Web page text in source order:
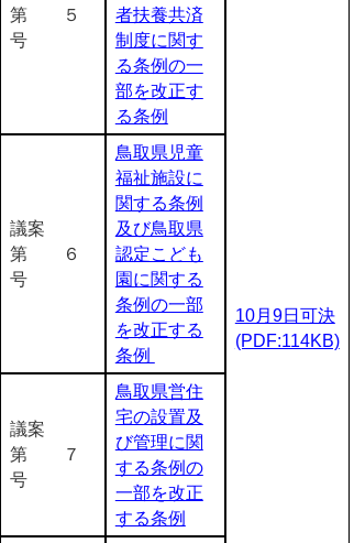
10月9日可決
(PDF:114KB)
第 ５
号
者扶養共済
制度に関す
る条例の一
部を改正す
る条例
議案
第 ６
号
鳥取県児童
福祉施設に
関する条例
及び鳥取県
認定こども
園に関する
条例の一部
を改正する
条例
議案
第 ７
号
鳥取県営住
宅の設置及
び管理に関
する条例の
一部を改正
する条例